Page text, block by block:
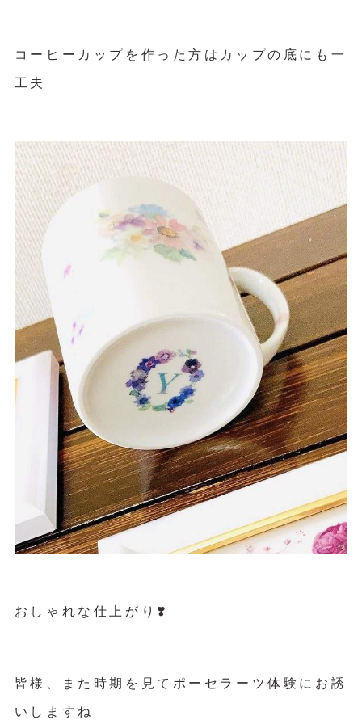
コーヒーカップを作った方はカップの底にも一
工夫
おしゃれな仕上がり❣️
皆様、また時期を見てポーセラーツ体験にお誘
いしますね